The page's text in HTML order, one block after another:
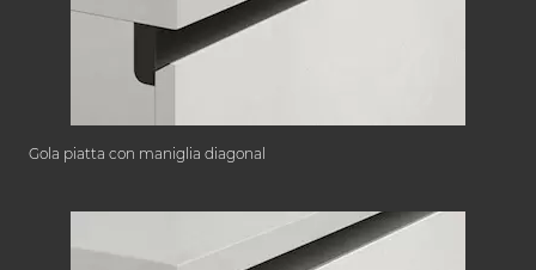
Gola piatta con maniglia diagonal